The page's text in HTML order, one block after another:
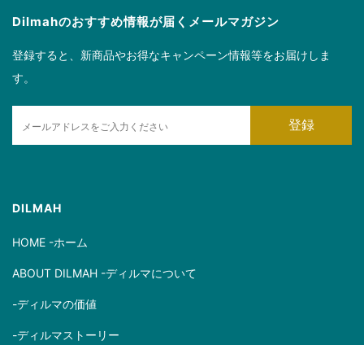
Dilmahのおすすめ情報が届くメールマガジン
登録すると、新商品やお得なキャンペーン情報等をお届けしま
す。
l
登録
DILMAH
HOME -ホーム
ABOUT DILMAH -ディルマについて
-ディルマの価値
-ディルマストーリー